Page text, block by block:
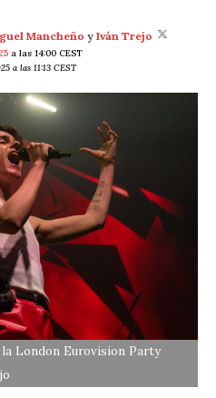
Mancheño y Iván Trejo
a las 14:00 CEST
a las 11:13 CEST
London Eurovision Party